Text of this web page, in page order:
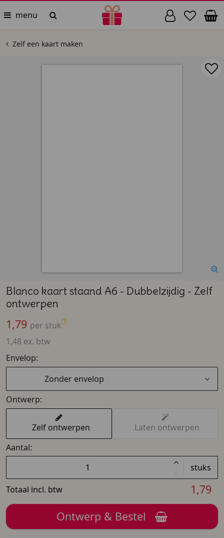
menu
Zelf een kaart maken
Blanco kaart staand A6 - Dubbelzijdig - Zelf
ontwerpen
1,79 per stuk
1,48 ex. btw
Envelop:
Zonder envelop
Ontwerp:
Zelf ontwerpen
Laten ontwerpen
Aantal:
stuks
Totaal incl. btw
1,79
Ontwerp & Bestel